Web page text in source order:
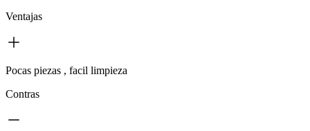
Ventajas
Pocas piezas , facil limpieza
Contras